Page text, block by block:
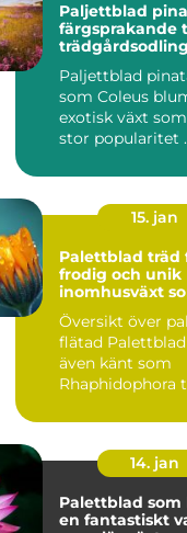
Paljettblad
färgsprakande
trädgårdsodling
Paljettblad
som Coleus
exotisk växt
stor popularitet
15. jan
Palettblad träd
frodig och unik
inomhusväxt
färg till ditt hem
Översikt över
flätad Palettblad träd flätad,
även känt som
Rhaphidophora
14. jan
Palettblad
en fantastiskt